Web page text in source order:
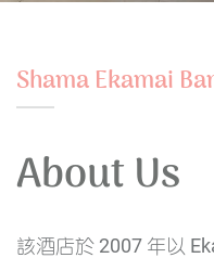
Shama Ekamai
About Us
該酒店於 2007 年以